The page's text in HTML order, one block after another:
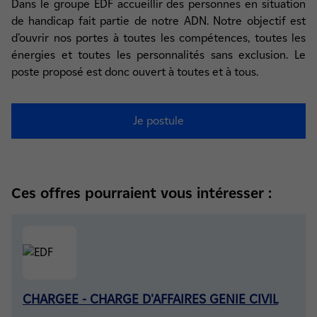
Dans le groupe EDF accueillir des personnes en situation
de handicap fait partie de notre ADN. Notre objectif est
d’ouvrir nos portes à toutes les compétences, toutes les
énergies et toutes les personnalités sans exclusion. Le
poste proposé est donc ouvert à toutes et à tous.
Je postule
Ces offres pourraient vous intéresser :
CHARGEE - CHARGE D'AFFAIRES GENIE CIVIL